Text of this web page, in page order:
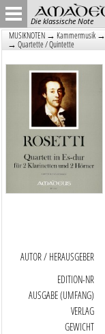
Die klassische Note
MUSIKNOTEN → Kammermusik →
→ Quartette / Quintette
AUTOR / HERAUSGEBER
EDITION-NR
AUSGABE (UMFANG)
VERLAG
GEWICHT